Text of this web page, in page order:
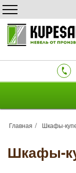
Главная Шкафы-
Шкафы-